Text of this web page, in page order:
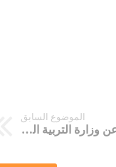
الموضوع السابق
أفضل المراجع التربوية الصادرة عن وزارة التربية الوطنية جاهزة للتحميل يمكن الاعتماد عليها في مباريات و امتحانات قطاع التعليم